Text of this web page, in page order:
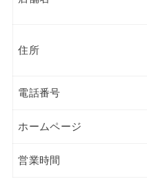
住所
電話番号
ホームページ
営業時間